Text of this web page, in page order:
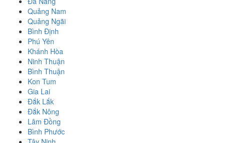
Quảng Nam
Quảng Ngãi
Bình Định
Phú Yên
Khánh Hòa
Ninh Thuận
Bình Thuận
Kon Tum
Gia Lai
Đắk Lắk
Đắk Nông
Lâm Đồng
Bình Phước